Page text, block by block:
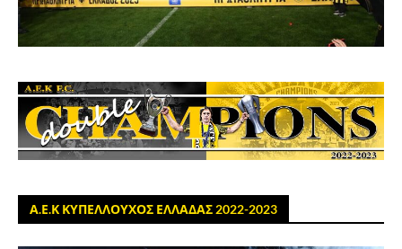
Α.Ε.Κ ΚΥΠΕΛΛΟΥΧΟΣ ΕΛΛΑΔΑΣ 2022-2023